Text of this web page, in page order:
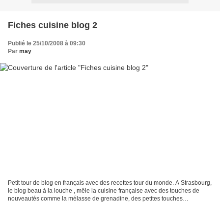
Fiches cuisine blog 2
Publié le 25/10/2008 à 09:30
Par may
Petit tour de blog en français avec des recettes tour du monde. A Strasbourg,
le blog beau à la louche , mêle la cuisine française avec des touches de
nouveautés comme la mélasse de grenadine, des petites touches